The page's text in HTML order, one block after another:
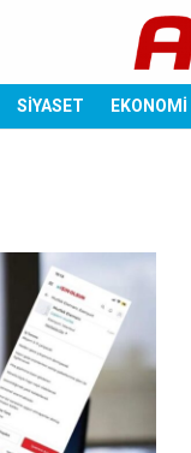
SİYASET EKONOMİ